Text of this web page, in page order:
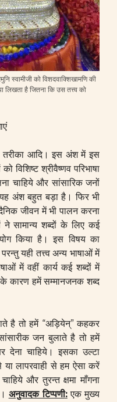
स्वामीजी को विशदवाक्शिखामणि की
लिखता है जितना कि उस तत्त्व को
तरीका आदि। इस अंश में इस
विशिष्ट श्रीवैष्णव परिभाषा
चाहिये और सांसारिक जनों
अंश बहुत बड़ा है। फिर भी
जीवन में भी पालन करना
ने सामान्य शब्दों के लिए कई
किया है। इस विषय का
यही तत्त्व अन्य भाषाओं में
में वहीं कार्य कई शब्दों में
कारण हमें सम्मानजनक शब्द
है तो हमें “अड़ियेन्” कहकर
जन बुलाते है तो हमें
देना चाहिये। इसका उल्टा
लापरवाही से हम ऐसा करें
और तुरन्त क्षमा माँगना
अनुवादक टिप्पणी:एक मुख्य